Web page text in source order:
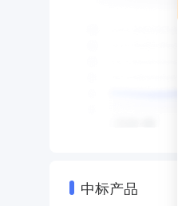
中标产品